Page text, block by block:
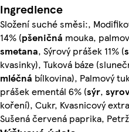
Ingredience
Složení suché směsi:,
14% (pšeničná mouka,
smetana, Sýrový prášek 11% (
kvasinky), Tuková báze
mléčná bílkovina), Palmový
prášek ementál 6% (sýr,
koření), Cukr, Kvasnicový
Sušená červená paprika,